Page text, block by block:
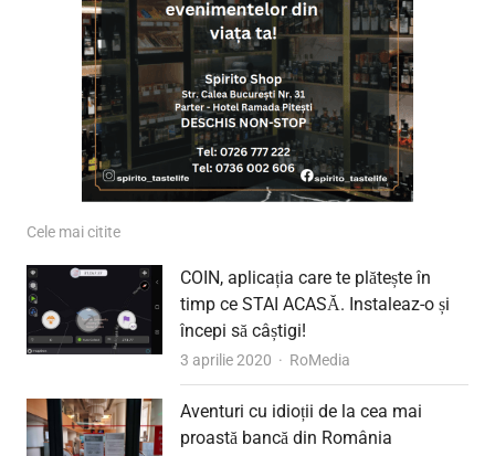
Cele mai citite
COIN, aplicația care te plătește în
timp ce STAI ACASĂ. Instaleaz-o și
începi să câștigi!
3 aprilie 2020 Author
RoMedia
Aventuri cu idioții de la cea mai
proastă bancă din România